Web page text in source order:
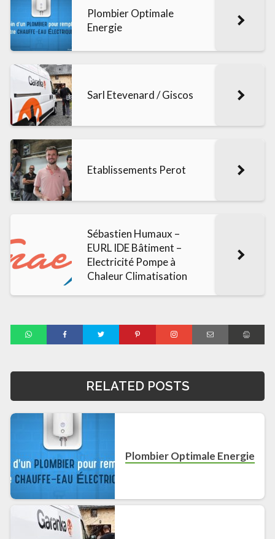
Plombier Optimale
Energie
Sarl Etevenard / Giscos
Etablissements Perot
Sébastien Humaux –
EURL IDE Bâtiment –
Electricité Pompe à
Chaleur Climatisation
RELATED POSTS
Plombier Optimale Energie